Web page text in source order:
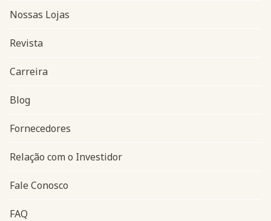
Navegação do rodapé
Nossas Lojas
Revista
Carreira
Blog
Fornecedores
Relação com o Investidor
Fale Conosco
FAQ